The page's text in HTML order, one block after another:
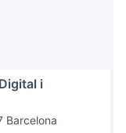
i
Barcelona